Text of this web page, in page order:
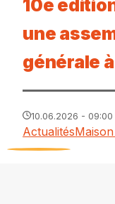
10e
une
générale
10.06.2026 - 09:00
Actualités